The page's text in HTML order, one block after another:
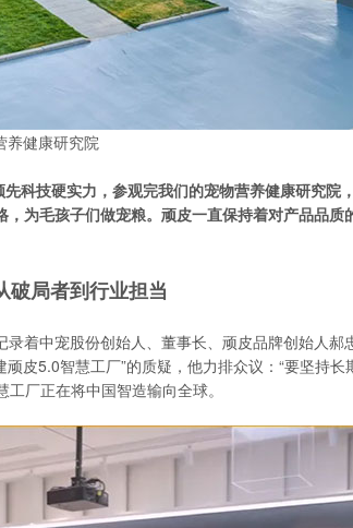
养健康研究院
科技硬实力，参观完我们的宠物营养健康研究院
为毛孩子们做宠粮。顽皮一直保持着对产品品质
破局者到行业担当
着中宠股份创始人、董事长、顽皮品牌创始人郝
皮5.0智慧工厂”的质疑，他力排众议：“要坚持长
厂正在将中国智造输向全球。